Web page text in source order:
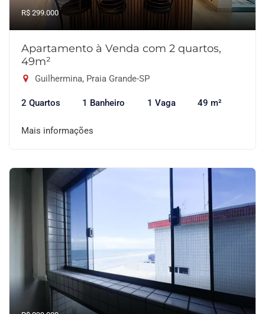
R$ 299.000
Apartamento à Venda com 2 quartos,
49m²
Guilhermina, Praia Grande-SP
2 Quartos 1 Banheiro 1 Vaga 49 m²
Mais informações